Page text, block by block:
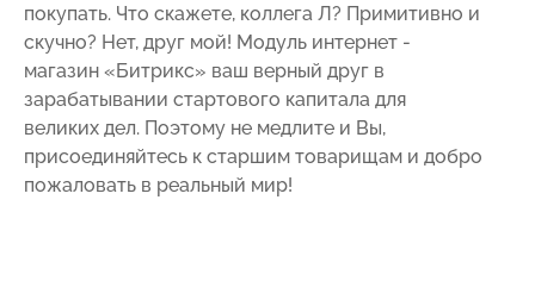
покупать. Что скажете, коллега Л? Примитивно и
скучно? Нет, друг мой! Модуль интернет -
магазин «Битрикс» ваш верный друг в
зарабатывании стартового капитала для
великих дел. Поэтому не медлите и Вы,
присоединяйтесь к старшим товарищам и добро
пожаловать в реальный мир!